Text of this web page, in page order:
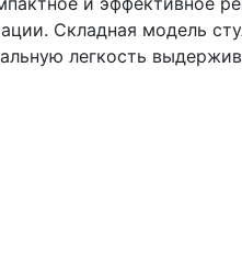
Складная модель
легкость